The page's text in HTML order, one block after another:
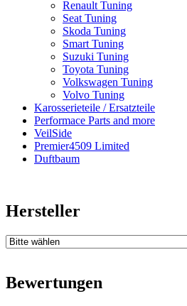
Renault Tuning
Seat Tuning
Skoda Tuning
Smart Tuning
Suzuki Tuning
Toyota Tuning
Volkswagen Tuning
Volvo Tuning
Karosserieteile / Ersatzteile
Performace Parts and more
VeilSide
Premier4509 Limited
Duftbaum
Hersteller
Bewertungen